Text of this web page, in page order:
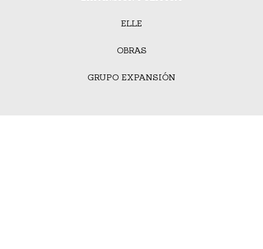
ELLE
OBRAS
GRUPO EXPANSIÓN